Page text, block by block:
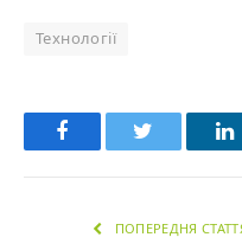
Технології
Facebook
ПОПЕРЕДНЯ